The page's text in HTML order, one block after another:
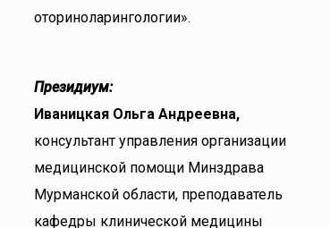
оториноларингологии».
Президиум:
Иваницкая Ольга Андреевна,
консультант управления организации
медицинской помощи Минздрава
Мурманской области, преподаватель
кафедры клинической медицины